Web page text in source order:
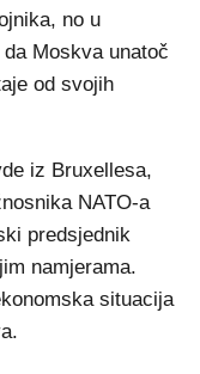
no u
Moskva unatoč
od svojih
iz Bruxellesa,
NATO-a
predsjednik
namjerama.
situacija